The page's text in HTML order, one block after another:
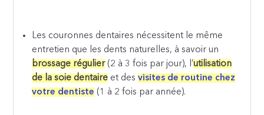
Les couronnes dentaires nécessitent le même
entretien que les dents naturelles, à savoir un
brossage régulier(2 à 3 fois par jour), l’utilisation
de la soie dentaire et desvisites de routine chez
votre dentiste (1 à 2 fois par année).